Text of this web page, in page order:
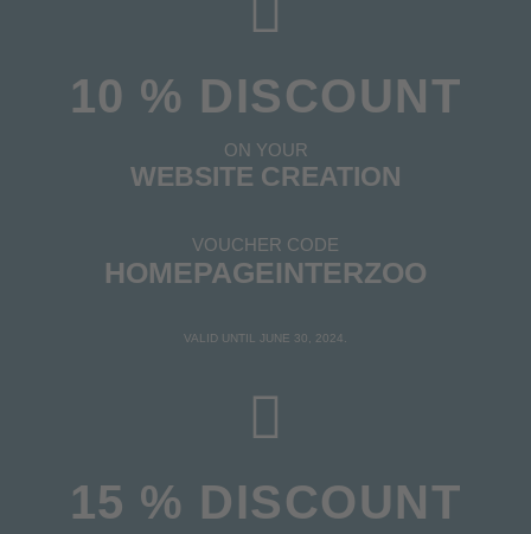
10 % DISCOUNT
ON YOUR
WEBSITE CREATION
VOUCHER CODE
HOMEPAGEINTERZOO
VALID UNTIL JUNE 30, 2024.
15 % DISCOUNT